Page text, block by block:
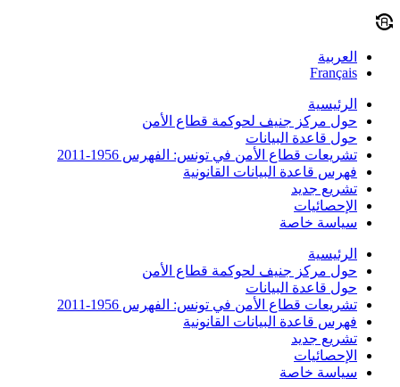
العربية
Français
الرئيسية
حول مركز جنيف لحوكمة قطاع الأمن
حول قاعدة البيانات
تشريعات قطاع الأمن في تونس: الفهرس 1956-2011
فهرس قاعدة البيانات القانونية
تشريع جديد
الإحصائيات
سياسة خاصة
الرئيسية
حول مركز جنيف لحوكمة قطاع الأمن
حول قاعدة البيانات
تشريعات قطاع الأمن في تونس: الفهرس 1956-2011
فهرس قاعدة البيانات القانونية
تشريع جديد
الإحصائيات
سياسة خاصة